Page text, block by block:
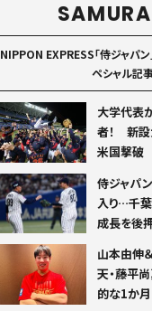
NIPPON EXPRESS「侍ジャパ
ペシャル記
大学代表
者！ 新設
米国撃破
侍ジャパ
入り…千
成長を後
山本由伸
天・藤平
的な1か月